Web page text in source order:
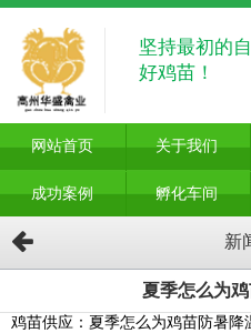
坚持最初的
好鸡苗！
网站首页 关于我们
成功案例 孵化车间
新
夏季怎么为
鸡苗供应：夏季怎么为鸡苗防暑降